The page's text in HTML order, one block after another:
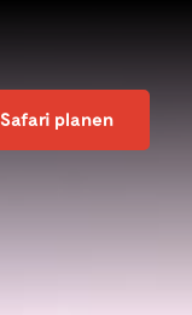
Safari planen